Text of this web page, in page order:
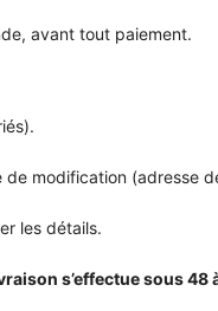
avant tout paiement.
modification (adresse
les détails.
s’effectue sous 48